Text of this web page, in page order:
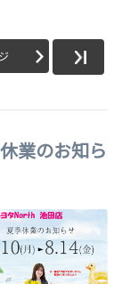
業のお知ら